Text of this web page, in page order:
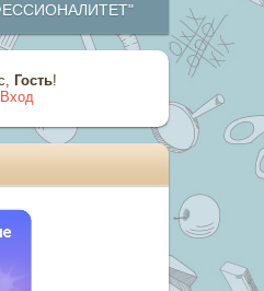
, Гость!
Вход